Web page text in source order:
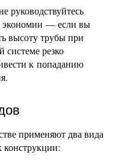
руководствуйтесь
экономии — если вы
высоту трубы при
системе резко
к попаданию
применяют два вида
конструкции: